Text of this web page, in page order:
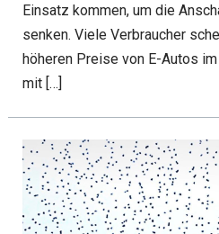
Einsatz kommen, um die
senken. Viele Verbraucher
höheren Preise von E-Autos
mit […]